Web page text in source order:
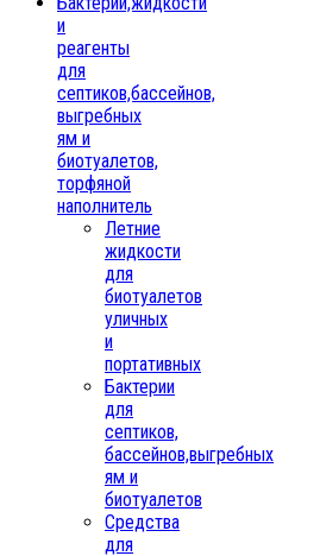
и
реагенты
для
септиков,бассейнов,
выгребных
ям и
биотуалетов,
торфяной
наполнитель
Летние
жидкости
для
биотуалетов
уличных
и
портативных
Бактерии
для
септиков,
бассейнов,выгребных
ям и
биотуалетов
Средства
для